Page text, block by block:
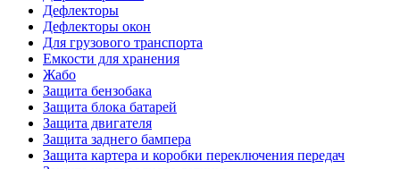
Дефлекторы
Дефлекторы окон
Для грузового транспорта
Емкости для хранения
Жабо
Защита бензобака
Защита блока батарей
Защита двигателя
Защита заднего бампера
Защита картера и коробки переключения передач